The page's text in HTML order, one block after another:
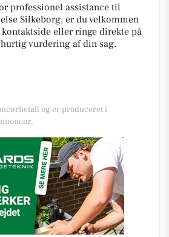
professionel assistance til
Silkeborg, er du velkommen
eller ringe direkte på
vurdering af din sag.
og er produceret i